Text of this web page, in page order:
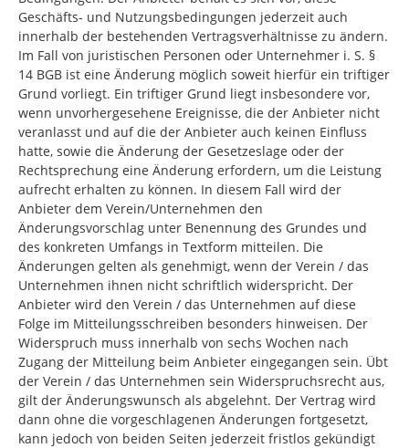
Geschäfts- und Nutzungsbedingungen jederzeit auch
innerhalb der bestehenden Vertragsverhältnisse zu ändern.
Im Fall von juristischen Personen oder Unternehmer i. S. §
14 BGB ist eine Änderung möglich soweit hierfür ein triftiger
Grund vorliegt. Ein triftiger Grund liegt insbesondere vor,
wenn unvorhergesehene Ereignisse, die der Anbieter nicht
veranlasst und auf die der Anbieter auch keinen Einfluss
hatte, sowie die Änderung der Gesetzeslage oder der
Rechtsprechung eine Änderung erfordern, um die Leistung
aufrecht erhalten zu können. In diesem Fall wird der
Anbieter dem Verein/Unternehmen den
Änderungsvorschlag unter Benennung des Grundes und
des konkreten Umfangs in Textform mitteilen. Die
Änderungen gelten als genehmigt, wenn der Verein / das
Unternehmen ihnen nicht schriftlich widerspricht. Der
Anbieter wird den Verein / das Unternehmen auf diese
Folge im Mitteilungsschreiben besonders hinweisen. Der
Widerspruch muss innerhalb von sechs Wochen nach
Zugang der Mitteilung beim Anbieter eingegangen sein. Übt
der Verein / das Unternehmen sein Widerspruchsrecht aus,
gilt der Änderungswunsch als abgelehnt. Der Vertrag wird
dann ohne die vorgeschlagenen Änderungen fortgesetzt,
kann jedoch von beiden Seiten jederzeit fristlos gekündigt